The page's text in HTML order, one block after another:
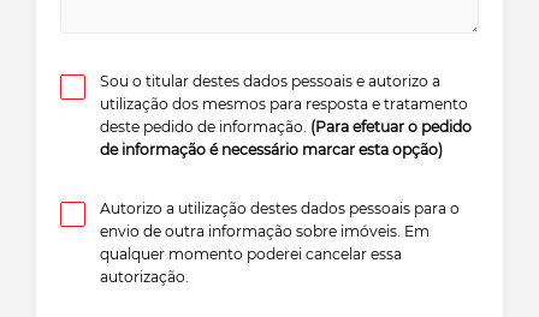
Sou o titular destes dados pessoais e autorizo a
utilização dos mesmos para resposta e tratamento
deste pedido de informação. (Para efetuar o pedido
de informação é necessário marcar esta opção)
Autorizo a utilização destes dados pessoais para o
envio de outra informação sobre imóveis. Em
qualquer momento poderei cancelar essa
autorização.